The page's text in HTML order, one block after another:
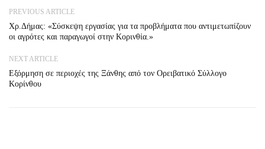
PREVIOUS ARTICLE
Χρ.Δήμας: «Σύσκεψη εργασίας για τα προβλήματα που αντιμετωπίζουν
οι αγρότες και παραγωγοί στην Κορινθία.»
NEXT ARTICLE
Εξόρμηση σε περιοχές της Ξάνθης από τον Ορειβατικό Σύλλογο
Κορίνθου